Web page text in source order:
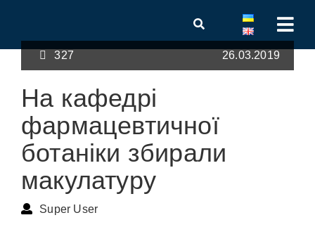
327 26.03.2019
На кафедрі
фармацевтичної
ботаніки збирали
макулатуру
Super User